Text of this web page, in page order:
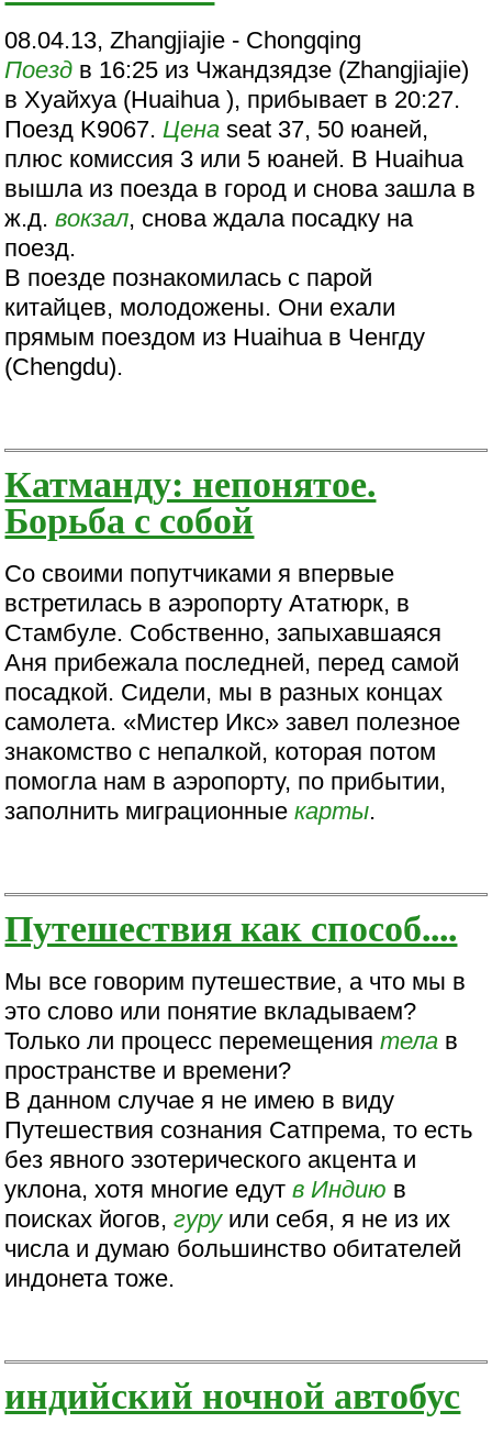
08.04.13, Zhangjiajie - Chongqing
Поезд в 16:25 из Чжандзядзе (Zhangjiajie)
в Хуайхуа (Huaihua ), прибывает в 20:27.
Поезд K9067.Цена seat 37, 50 юаней,
плюс комиссия 3 или 5 юаней. В Huaihua
вышла из поезда в город и снова зашла в
ж.д.вокзал, снова ждала посадку на
поезд.
В поезде познакомилась с парой
китайцев, молодожены. Они ехали
прямым поездом из Huaihua в Ченгду
(Chengdu).
Катманду: непонятое.
Борьба с собой
Со своими попутчиками я впервые
встретилась в аэропорту Ататюрк, в
Стамбуле. Собственно, запыхавшаяся
Аня прибежала последней, перед самой
посадкой. Сидели, мы в разных концах
самолета. «Мистер Икс» завел полезное
знакомство с непалкой, которая потом
помогла нам в аэропорту, по прибытии,
заполнить миграционныекарты.
Путешествия как способ....
Мы все говорим путешествие, а что мы в
это слово или понятие вкладываем?
Только ли процесс перемещениятела в
пространстве и времени?
В данном случае я не имею в виду
Путешествия сознания Сатпрема, то есть
без явного эзотерического акцента и
уклона, хотя многие едутв Индию в
поисках йогов,гуруили себя, я не из их
числа и думаю большинство обитателей
индонета тоже.
индийский ночной автобус